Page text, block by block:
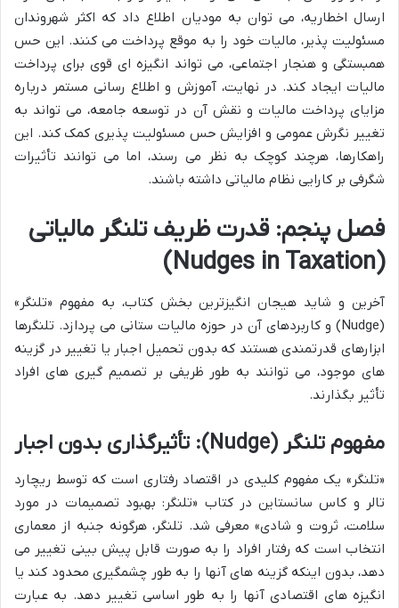
ارسال اخطاریه، می توان به مودیان اطلاع داد که اکثر شهروندان
مسئولیت پذیر، مالیات خود را به موقع پرداخت می کنند. این حس
همبستگی و هنجار اجتماعی، می تواند انگیزه ای قوی برای پرداخت
مالیات ایجاد کند. در نهایت، آموزش و اطلاع رسانی مستمر درباره
مزایای پرداخت مالیات و نقش آن در توسعه جامعه، می تواند به
تغییر نگرش عمومی و افزایش حس مسئولیت پذیری کمک کند. این
راهکارها، هرچند کوچک به نظر می رسند، اما می توانند تأثیرات
شگرفی بر کارایی نظام مالیاتی داشته باشند.
فصل پنجم: قدرت ظریف تلنگر مالیاتی
(Nudges in Taxation)
آخرین و شاید هیجان انگیزترین بخش کتاب، به مفهوم «تلنگر»
(Nudge) و کاربردهای آن در حوزه مالیات ستانی می پردازد. تلنگرها
ابزارهای قدرتمندی هستند که بدون تحمیل اجبار یا تغییر در گزینه
های موجود، می توانند به طور ظریفی بر تصمیم گیری های افراد
تأثیر بگذارند.
مفهوم تلنگر (Nudge): تأثیرگذاری بدون اجبار
«تلنگر» یک مفهوم کلیدی در اقتصاد رفتاری است که توسط ریچارد
تالر و کاس سانستاین در کتاب «تلنگر: بهبود تصمیمات در مورد
سلامت، ثروت و شادی» معرفی شد. تلنگر، هرگونه جنبه از معماری
انتخاب است که رفتار افراد را به صورت قابل پیش بینی تغییر می
دهد، بدون اینکه گزینه های آنها را به طور چشمگیری محدود کند یا
انگیزه های اقتصادی آنها را به طور اساسی تغییر دهد. به عبارت